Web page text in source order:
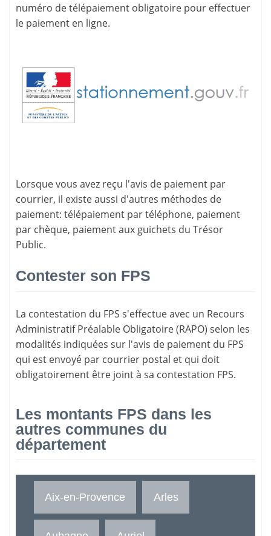
numéro de télépaiement obligatoire pour effectuer
le paiement en ligne.
Lorsque vous avez reçu l'avis de paiement par
courrier, il existe aussi d'autres méthodes de
paiement: télépaiement par téléphone, paiement
par chèque, paiement aux guichets du Trésor
Public.
Contester son FPS
La contestation du FPS s'effectue avec un Recours
Administratif Préalable Obligatoire (RAPO) selon les
modalités indiquées sur l'avis de paiement du FPS
qui est envoyé par courrier postal et qui doit
obligatoirement être joint à sa contestation FPS.
Les montants FPS dans les
autres communes du
département
Aix-en-Provence Arles